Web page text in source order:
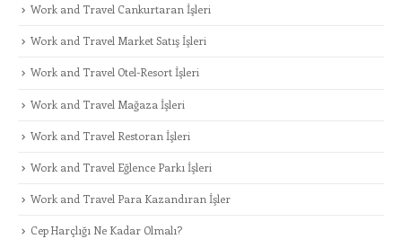
Work and Travel Cankurtaran İşleri
Work and Travel Market Satış İşleri
Work and Travel Otel-Resort İşleri
Work and Travel Mağaza İşleri
Work and Travel Restoran İşleri
Work and Travel Eğlence Parkı İşleri
Work and Travel Para Kazandıran İşler
Cep Harçlığı Ne Kadar Olmalı?